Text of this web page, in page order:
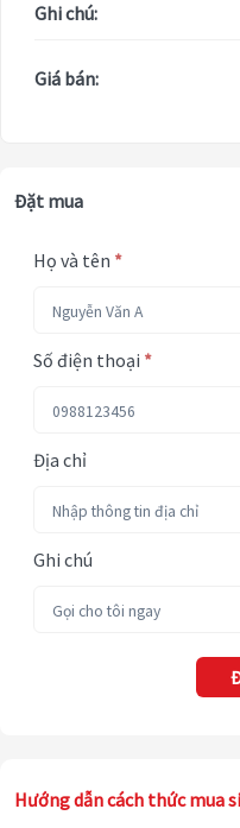
Ghi chú:
Giá bán:
Đặt mua
Họ và tên *
Số điện thoại *
Địa chỉ
Ghi chú
Hướng dẫn cách thức mua